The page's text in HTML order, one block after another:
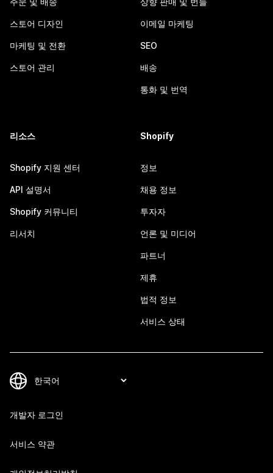
스토어 디자인
마케팅 및 전환
스토어 관리
이메일 마케팅
SEO
배송
통화 및 번역
리소스
Shopify 지원 센터
API 설명서
Shopify 커뮤니티
리서치
Shopify
정보
채용 정보
투자자
언론 및 미디어
파트너
제휴
법적 정보
서비스 상태
개발자 로그인
서비스 약관